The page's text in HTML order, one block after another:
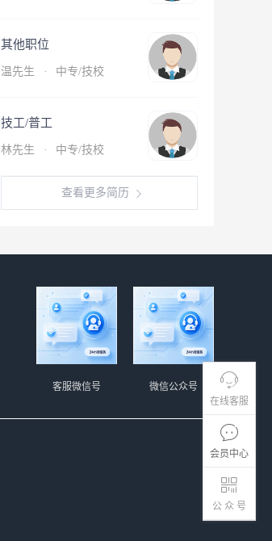
在线客服
会员中心
公 众 号
其他职位
温先生 · 中专/技校
技工/普工
林先生 · 中专/技校
查看更多简历
微信公众号
客服微信号